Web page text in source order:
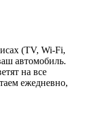
(TV, Wi-Fi,
автомобиль.
на все
ежедневно,